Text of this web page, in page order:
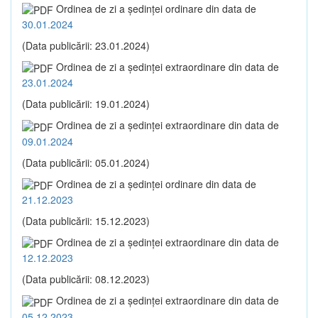
Ordinea de zi a şedinţei ordinare din data de
30.01.2024
(Data publicării: 23.01.2024)
Ordinea de zi a şedinţei extraordinare din data de
23.01.2024
(Data publicării: 19.01.2024)
Ordinea de zi a şedinţei extraordinare din data de
09.01.2024
(Data publicării: 05.01.2024)
Ordinea de zi a şedinţei ordinare din data de
21.12.2023
(Data publicării: 15.12.2023)
Ordinea de zi a şedinţei extraordinare din data de
12.12.2023
(Data publicării: 08.12.2023)
Ordinea de zi a şedinţei extraordinare din data de